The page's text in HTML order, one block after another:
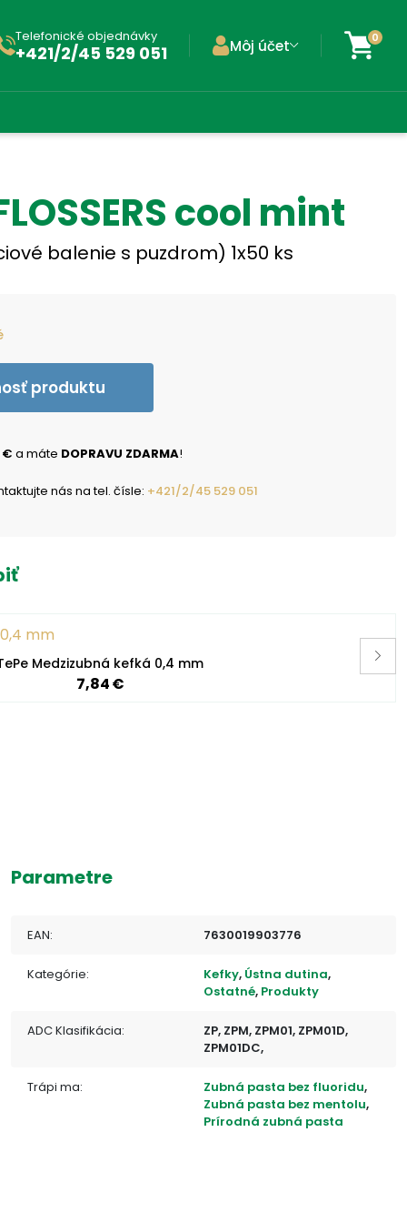
Telefonické objednávky
+421/2/45 529 051 Môj účet 0
cool mint
balenie s puzdrom) 1x50 ks
produktu
€ a máte DOPRAVU ZDARMA!
nás na tel. čísle: +421/2/45 529 051
Medzizubná kefká 0,4 mm
7,84 €
Parametre
EAN: 7630019903776
Kategórie: Kefky, Ústna dutina,
Ostatné, Produkty
ADC Klasifikácia:
ZP, ZPM, ZPM01, ZPM01D,
ZPM01DC,
Trápi ma: Zubná pasta bez fluoridu,
Zubná pasta bez mentolu,
Prírodná zubná pasta